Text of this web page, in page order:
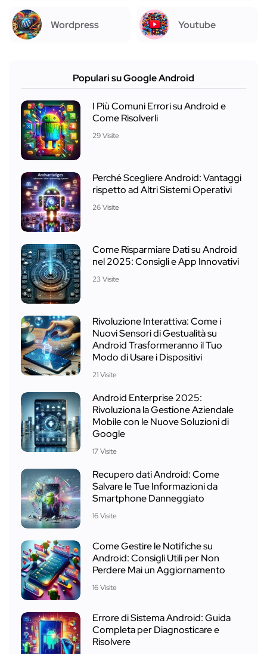
Wordpress Youtube
Populari su Google Android
I Più Comuni Errori su Android e
Come Risolverli
29 Visite
Perché Scegliere Android: Vantaggi
rispetto ad Altri Sistemi Operativi
26 Visite
Come Risparmiare Dati su Android
nel 2025: Consigli e App Innovativi
23 Visite
Rivoluzione Interattiva: Come i
Nuovi Sensori di Gestualità su
Android Trasformeranno il Tuo
Modo di Usare i Dispositivi
21 Visite
Android Enterprise 2025:
Rivoluziona la Gestione Aziendale
Mobile con le Nuove Soluzioni di
Google
17 Visite
Recupero dati Android: Come
Salvare le Tue Informazioni da
Smartphone Danneggiato
16 Visite
Come Gestire le Notifiche su
Android: Consigli Utili per Non
Perdere Mai un Aggiornamento
16 Visite
Errore di Sistema Android: Guida
Completa per Diagnosticare e
Risolvere